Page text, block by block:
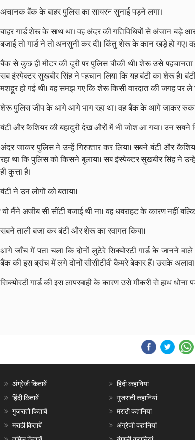
अचानक बैंक के बाहर पुलिस का सायरन सुनाई पड़ने लगा।
बाहर गार्ड शेरू के साथ था। वह अंदर की गतिविधियों से अंजान बड़े
बजाई तो गार्ड ने तो अनसुनी कर दी। किंतु शेरू के कान खड़े हो
बैंक से कुछ ही मीटर की दूरी पर पुलिस चौकी थी। शेरू उसे पहचानता
सब इंस्पेक्टर सुखबीर सिंह ने पहचान लिया कि यह बंटी का शेरू है।
मशहूर हो गई थी। वह समझ गए कि शेरू किसी वारदात की जगह पर ले
शेरू पुलिस जीप के आगे आगे भाग रहा था। वह बैंक के आगे जाकर रुका।
बंटी और कैशियर की बहादुरी देख औरों में भी जोश आ गया। उन सबने
अंदर जाकर पुलिस ने उन्हें गिरफ्तार कर लिया। सबने बंटी और
रहा था कि पुलिस को किसने बुलाया। सब इंस्पेक्टर सुखबीर सिंह ने
ही कुत्ता है।
बंटी ने उन लोगों को बताया।
"वो मैंने अजीब सी सींटी बजाई थी ना। वह धबराहट के कारण नहीं
सबने ताली बजा कर बंटी और शेरू का स्वागत किया।
आगे जाँच में पता चला कि दोनों लुटेरे सिक्योरटी गार्ड के जानने
बैंक की इस ब्रांच में लगे दोनों सीसीटीवी कैमरे बेकार हैं। उसके अलावा
सिक्योरटी गार्ड की इस लापरवाही के कारण उसे मौकरी से हाथ धोना
अंग्रेजी किताबें
हिंदी किताबें
गुजराती किताबें
मराठी किताबें
हिंदी कहानियां
गुजराती कहानियां
मराठी कहानियां
अंग्रेजी कहानियां